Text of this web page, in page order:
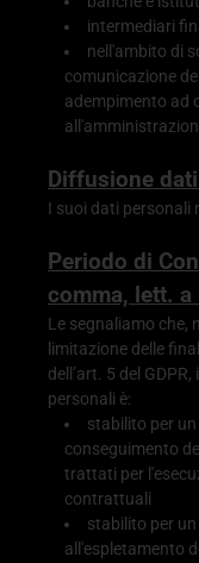
intermediari
nell'ambito di
comunicazione
adempimento ad
Diffusione
I suoi dati personali
Periodo di
comma, lett. a
Le segnaliamo che,
limitazione delle
dell’art. 5 del
personali è:
stabilito per
conseguimento
trattati per
contrattuali
stabilito per
all'espletamento